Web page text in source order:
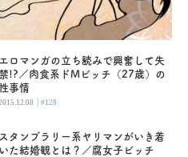
エロマンガの立ち読みで興奮して失
禁!?／肉食系ドMビッチ（27歳）の
事情
|#128
スタンプラリー系ヤリマンがいき着
いた結婚観とは？／腐女子ビッチ